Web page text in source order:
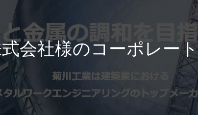
会社様のコーポレー